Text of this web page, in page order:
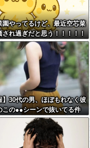
園やってるけど、最近空芯菜
され過ぎだと思う！！！！！
】30代の男、ほぼもれなく彼
この●●シーンで抜いてる件